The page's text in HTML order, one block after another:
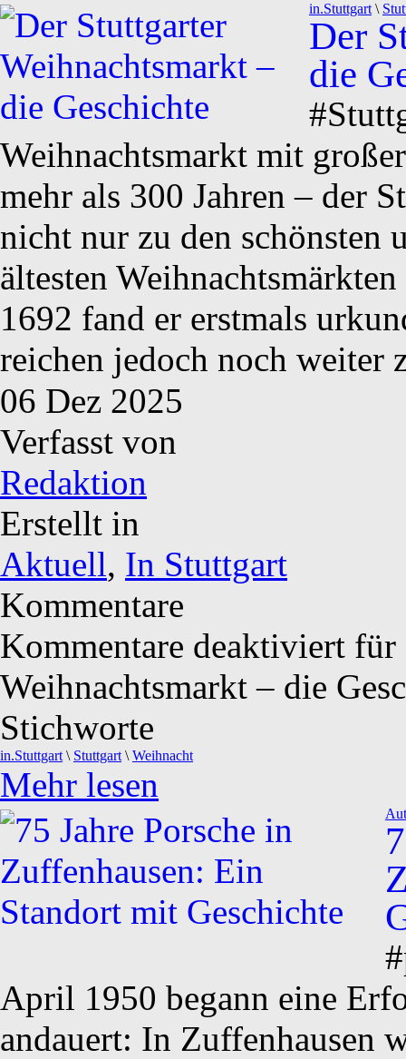
in.Stuttgart \
Der
die
Weihnachtsmarkt mit
mehr als 300 Jahren – der
nicht nur zu den schönsten
ältesten
1692 fand er erstmals
reichen jedoch noch
06 Dez 2025
Verfasst von
Redaktion
Erstellt in
Aktuell, In Stuttgart
Kommentare
Kommentare deaktiviert für
Weihnachtsmarkt – die
Stichworte
in.Stuttgart \ Stuttgart \ Weihnacht
Mehr lesen
April 1950 begann eine
andauert: In Zuffenhausen